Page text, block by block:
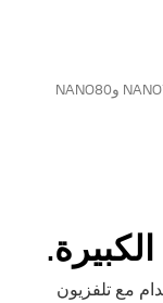
*يتوفر حامل المعرض في طرازات NANO75 وNANO77 وNANO80
مع تلفزيون